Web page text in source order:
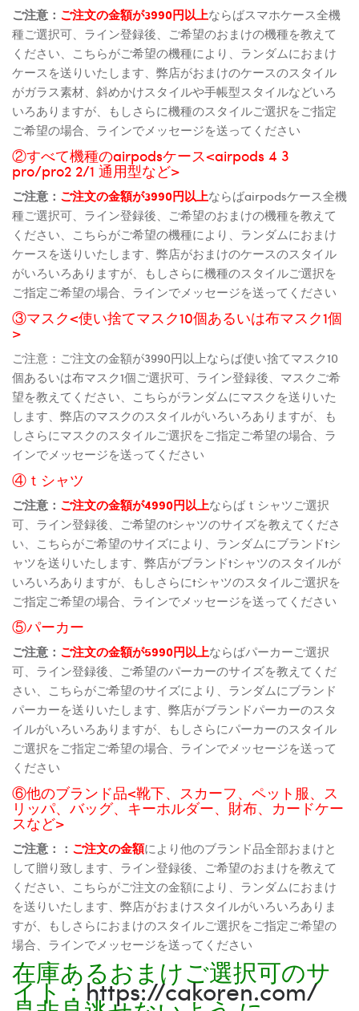
ご注意： ご注文の金額が3990円以上ならばスマホケース全機
種ご選択可、ライン登録後、ご希望のおまけの機種を教えて
ください、こちらがご希望の機種により、ランダムにおまけ
ケースを送りいたします、弊店がおまけのケースのスタイル
がガラス素材、斜めかけスタイルや手帳型スタイルなどいろ
いろありますが、もしさらに機種のスタイルご選択をご指定
ご希望の場合、ラインでメッセージを送ってください
②すべて機種のairpodsケース<airpods 4 3
pro/pro2 2/1 通用型など>
ご注意： ご注文の金額が3990円以上ならばairpodsケース全機
種ご選択可、ライン登録後、ご希望のおまけの機種を教えて
ください、こちらがご希望の機種により、ランダムにおまけ
ケースを送りいたします、弊店がおまけのケースのスタイル
がいろいろありますが、もしさらに機種のスタイルご選択を
ご指定ご希望の場合、ラインでメッセージを送ってください
③マスク<使い捨てマスク10個あるいは布マスク1個
>
ご注意：ご注文の金額が3990円以上ならば使い捨てマスク10
個あるいは布マスク1個ご選択可、ライン登録後、マスクご希
望を教えてください、こちらがランダムにマスクを送りいた
します、弊店のマスクのスタイルがいろいろありますが、も
しさらにマスクのスタイルご選択をご指定ご希望の場合、ラ
インでメッセージを送ってください
④ｔシャツ
ご注意： ご注文の金額が4990円以上ならばｔシャツご選択
可、ライン登録後、ご希望のtシャツのサイズを教えてくださ
い、こちらがご希望のサイズにより、ランダムにブランドtシ
ャツを送りいたします、弊店がブランドtシャツのスタイルが
いろいろありますが、もしさらにtシャツのスタイルご選択を
ご指定ご希望の場合、ラインでメッセージを送ってください
⑤パーカー
ご注意： ご注文の金額が5990円以上ならばパーカーご選択
可、ライン登録後、ご希望のパーカーのサイズを教えてくだ
さい、こちらがご希望のサイズにより、ランダムにブランド
パーカーを送りいたします、弊店がブランドパーカーのスタ
イルがいろいろありますが、もしさらにパーカーのスタイル
ご選択をご指定ご希望の場合、ラインでメッセージを送って
ください
⑥他のブランド品<靴下、スカーフ、ペット服、ス
リッパ、バッグ、キーホルダー、財布、カードケー
スなど>
ご注意：： ご注文の金額により他のブランド品全部おまけと
して贈り致します、ライン登録後、ご希望のおまけを教えて
ください、こちらがご注文の金額により、ランダムにおまけ
を送りいたします、弊店がおまけスタイルがいろいろありま
すが、もしさらにおまけのスタイルご選択をご指定ご希望の
場合、ラインでメッセージを送ってください
在庫あるおまけご選択可のサ
イト：https://cakoren.com/